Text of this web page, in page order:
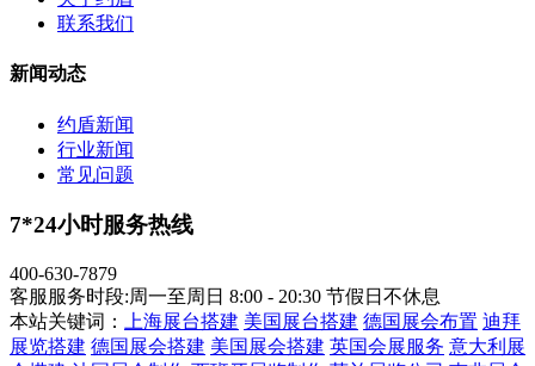
联系我们
新闻动态
约盾新闻
行业新闻
常见问题
7*24小时服务热线
400-630-7879
客服服务时段:周一至周日 8:00 - 20:30 节假日不休息
本站关键词：
上海展台搭建 美国展台搭建 德国展会布置 迪拜
展览搭建 德国展会搭建 美国展会搭建 英国会展服务 意大利展